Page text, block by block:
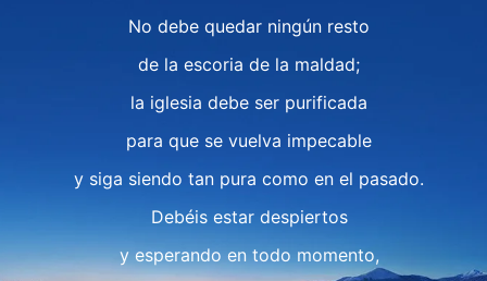
No debe quedar ningún resto
de la escoria de la maldad;
la iglesia debe ser purificada
para que se vuelva impecable
y siga siendo tan pura como en el pasado.
Debéis estar despiertos
y esperando en todo momento,